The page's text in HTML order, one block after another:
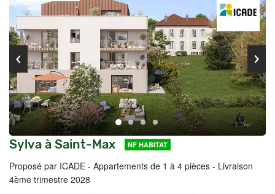
Sylva à Saint-Max NF HABITAT
Proposé par ICADE - Appartements de 1 à 4 pièces - Livraison
4ème trimestre 2028